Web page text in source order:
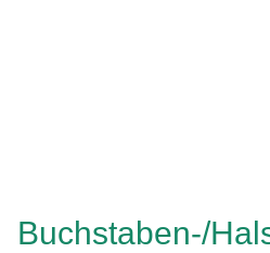
Buchstaben-/